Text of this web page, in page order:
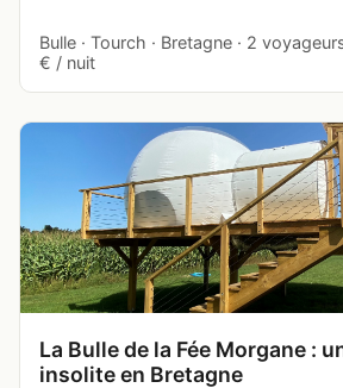
Bulle · Tourch · Bretagne · 2
€ / nuit
La Bulle de la Fée Morgane :
insolite en Bretagne